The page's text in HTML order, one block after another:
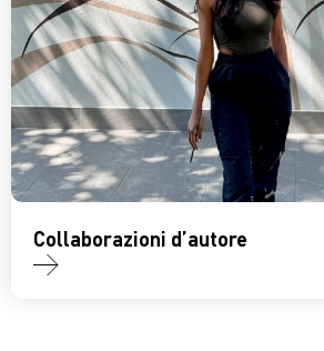
Collaborazioni d’autore